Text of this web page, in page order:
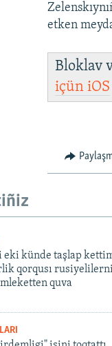
etken
Bloklav
içüniOS
eki künde taşlap
qorqusı rusiyelilerni
quva